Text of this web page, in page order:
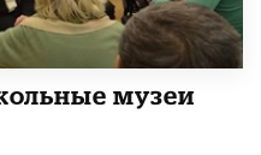
музеи